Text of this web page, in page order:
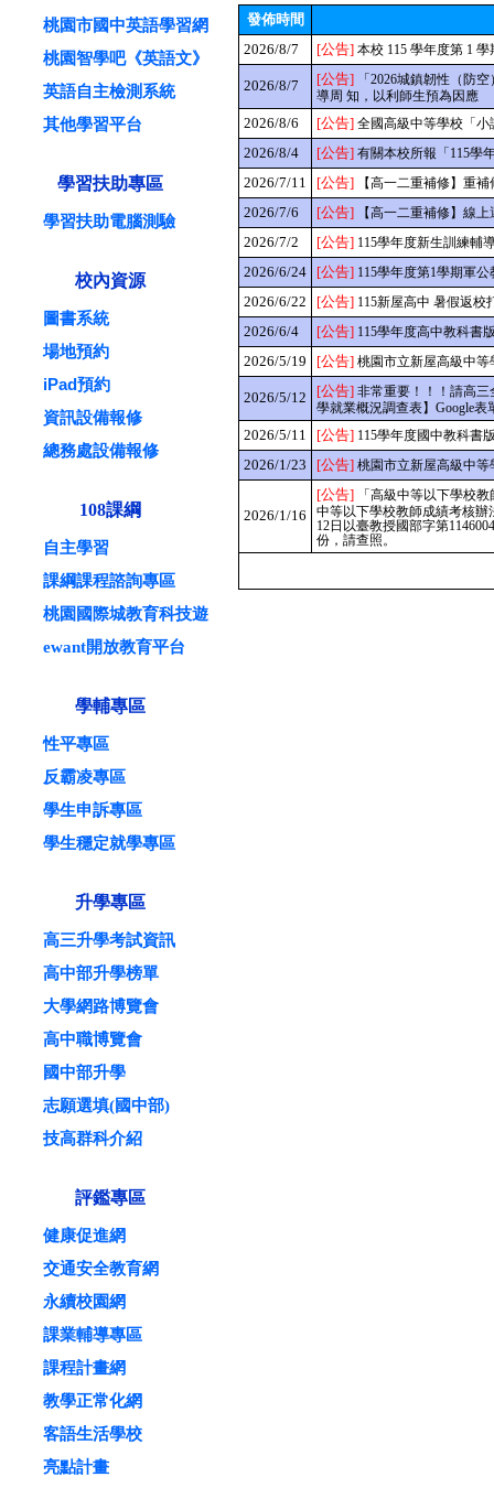
桃園市國中英語學習網
桃園智學吧《英語文》
英語自主檢測系統
其他學習平台
學習扶助專區
學習扶助電腦測驗
校內資源
圖書系統
場地預約
iPad預約
資訊設備報修
總務處設備報修
108課綱
自主學習
課綱課程諮詢專區
桃園國際城教育科技遊
ewant開放教育平台
學輔專區
性平專區
反霸凌專區
學生申訴專區
學生穩定就學專區
升學專區
高三升學考試資訊
高中部升學榜單
大學網路博覽會
高中職博覽會
國中部升學
志願選填(國中部)
技高群科介紹
評鑑專區
健康促進網
交通安全教育網
永續校園網
課業輔導專區
課程計畫網
教學正常化網
客語生活學校
亮點計畫
發佈時間
2026/8/7
[公告] 本校 115 學年度第 1
2026/8/7 [公告]
「2026城鎮韌性（防
導周 知，以利師生預為因應
2026/8/6 [公告] 全國高級中等學校「
2026/8/4 [公告] 有關本校所報「115學
2026/7/11 [公告] 【高一二重補修】重
2026/7/6 [公告] 【高一二重補修】線
2026/7/2 [公告] 115學年度新生訓練輔
2026/6/24 [公告] 115學年度第1學期軍
2026/6/22 [公告] 115新屋高中 暑假返校
2026/6/4 [公告] 115學年度高中教科書
2026/5/19 [公告] 桃園市立新屋高級中
2026/5/12 [公告] 非常重要！！！請高三
學就業概況調查表】Google表
2026/5/11 [公告] 115學年度國中教科書
2026/1/23 [公告] 桃園市立新屋高級中等
2026/1/16
[公告]
「高級中等以下學校
中等以下學校教師成績考核辦
12日以臺教授國部字第
份，請查照。